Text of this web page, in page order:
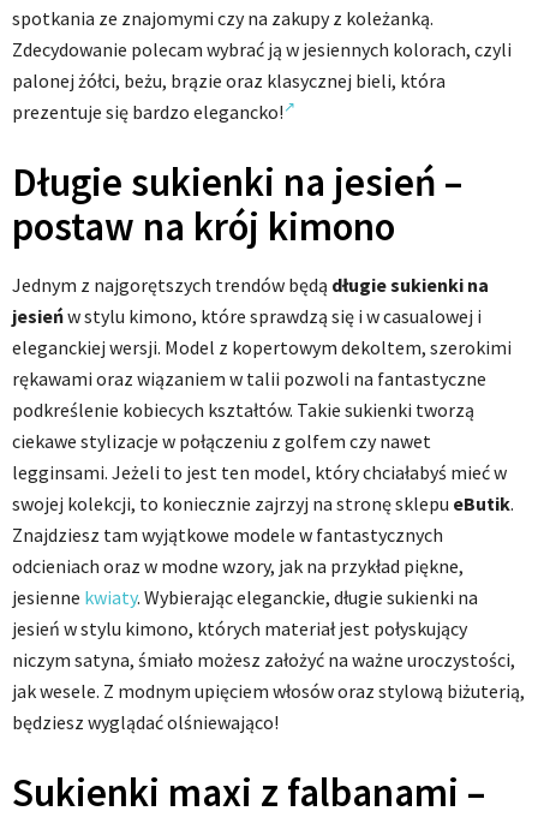
spotkania ze znajomymi czy na zakupy z koleżanką.
Zdecydowanie polecam wybrać ją w jesiennych kolorach, czyli
palonej żółci, beżu, brązie oraz klasycznej bieli, która
prezentuje się bardzo elegancko!
Długie sukienki na jesień –
postaw na krój kimono
Jednym z najgorętszych trendów będą długie sukienki na
jesieńw stylu kimono, które sprawdzą się i w casualowej i
eleganckiej wersji. Model z kopertowym dekoltem, szerokimi
rękawami oraz wiązaniem w talii pozwoli na fantastyczne
podkreślenie kobiecych kształtów. Takie sukienki tworzą
ciekawe stylizacje w połączeniu z golfem czy nawet
legginsami. Jeżeli to jest ten model, który chciałabyś mieć w
swojej kolekcji, to koniecznie zajrzyj na stronę sklepu eButik.
Znajdziesz tam wyjątkowe modele w fantastycznych
odcieniach oraz w modne wzory, jak na przykład piękne,
jesienne kwiaty. Wybierając eleganckie, długie sukienki na
jesień w stylu kimono, których materiał jest połyskujący
niczym satyna, śmiało możesz założyć na ważne uroczystości,
jak wesele. Z modnym upięciem włosów oraz stylową biżuterią,
będziesz wyglądać olśniewająco!
Sukienki maxi z falbanami –